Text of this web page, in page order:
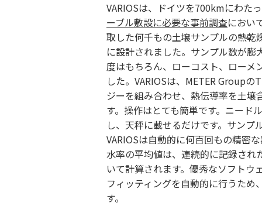
VARIOSは、ドイツを700kmにわた
ーブル敷設に必要な事前調査におい
取した何千もの土壌サンプルの熱乾
に設計されました。サンプル数が膨
度はもちろん、ローコスト、ローメ
した。VARIOSは、METER Groupの
ジーを組み合わせ、熱伝導率を土壌
す。操作はとても簡単です。ニード
し、天秤に載せるだけです。サンプ
VARIOSは自動的に何百回もの精密
水率の平均値は、連続的に記録され
いて計算されます。優秀なソフトウ
フィッティングを自動的に行うため
す。